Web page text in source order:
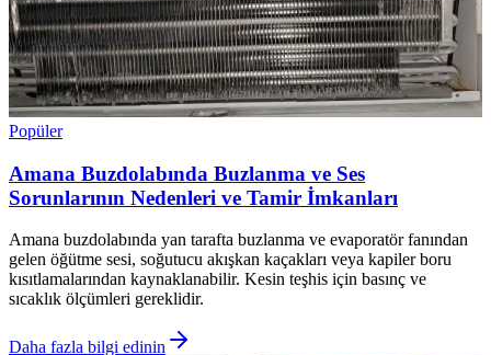
Popüler
Amana Buzdolabında Buzlanma ve Ses
Sorunlarının Nedenleri ve Tamir İmkanları
Amana buzdolabında yan tarafta buzlanma ve evaporatör fanından
gelen öğütme sesi, soğutucu akışkan kaçakları veya kapiler boru
kısıtlamalarından kaynaklanabilir. Kesin teşhis için basınç ve
sıcaklık ölçümleri gereklidir.
Daha fazla bilgi edinin